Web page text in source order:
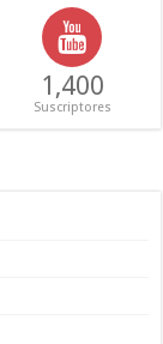
1,400
Suscriptores